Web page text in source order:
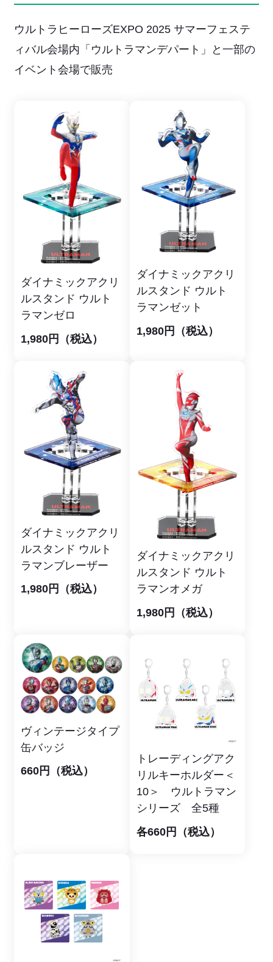
ウルトラヒーローズEXPO 2025 サマーフェステ
ィバル会場内「ウルトラマンデパート」と一部の
イベント会場で販売
ダイナミックアクリ
ルスタンド ウルト
ラマンゼロ
1,980円（税込）
ダイナミックアクリ
ルスタンド ウルト
ラマンゼット
1,980円（税込）
ダイナミックアクリ
ルスタンド ウルト
ラマンブレーザー
1,980円（税込）
ダイナミックアクリ
ルスタンド ウルト
ラマンオメガ
1,980円（税込）
ヴィンテージタイプ
缶バッジ
660円（税込）
トレーディングアク
リルキーホルダー＜
10＞ ウルトラマン
シリーズ 全5種
各660円（税込）